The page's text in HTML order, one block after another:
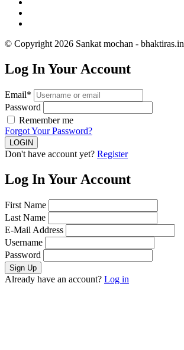
© Copyright 2026 Sankat mochan - bhaktiras.in
Log In Your Account
Email*
Password
Remember me
Forgot Your Password?
Don't have account yet? Register
Log In Your Account
First Name
Last Name
E-Mail Address
Username
Password
Already have an account? Log in